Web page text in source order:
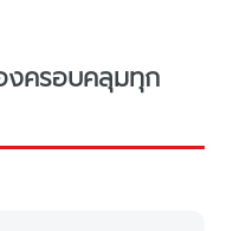
งครอบคลุมทุก